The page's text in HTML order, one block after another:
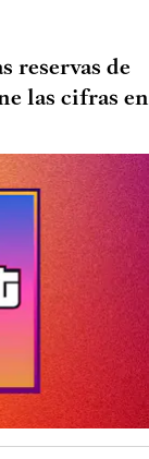
reservas de
las cifras en